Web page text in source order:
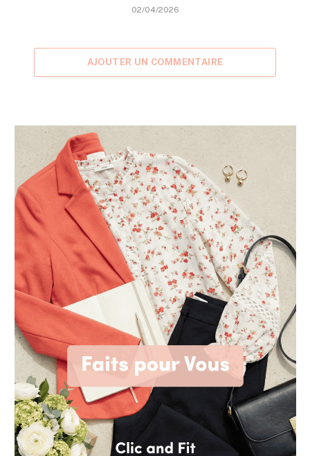
02/04/2026
AJOUTER UN COMMENTAIRE